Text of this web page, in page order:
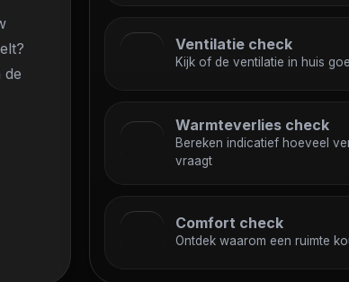
de
Ventilatie check
Kijk of de ventilatie in huis
Warmteverlies check
Bereken indicatief hoeveel
vraagt
Comfort check
Ontdek waarom een ruimte